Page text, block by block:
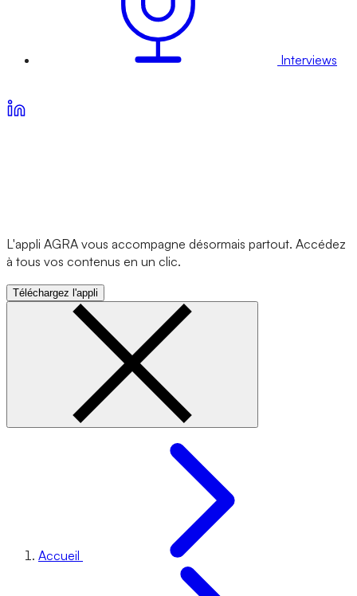
Interviews
L'appli AGRA vous accompagne désormais partout. Accédez
à tous vos contenus en un clic.
Téléchargez l'appli
Accueil